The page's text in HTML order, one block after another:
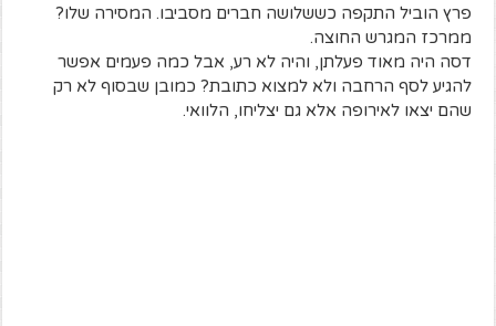
פרץ הוביל התקפה כששלושה חברים מסביבו. המסירה שלו?
ממרכז המגרש החוצה.
דסה היה מאוד פעלתן, והיה לא רע, אבל כמה פעמים אפשר
להגיע לסף הרחבה ולא למצוא כתובת? כמובן שבסוף לא רק
שהם יצאו לאירופה אלא גם יצליחו, הלוואי.